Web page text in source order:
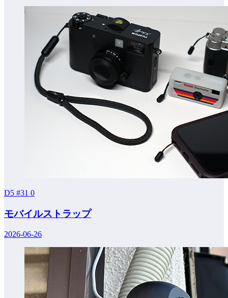
D5 #31 0
モバイルストラップ
2026-06-26